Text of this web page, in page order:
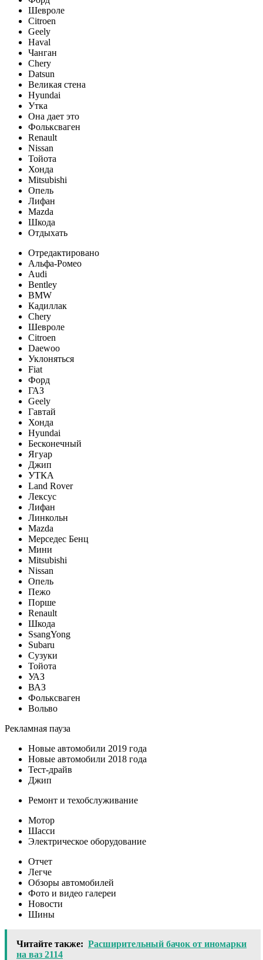
Шевроле
Citroen
Geely
Haval
Чанган
Chery
Datsun
Великая стена
Hyundai
Утка
Она дает это
Фольксваген
Renault
Nissan
Тойота
Хонда
Mitsubishi
Опель
Лифан
Mazda
Шкода
Отдыхать
Отредактировано
Альфа-Ромео
Audi
Bentley
BMW
Кадиллак
Chery
Шевроле
Citroen
Daewoo
Уклоняться
Fiat
Форд
ГАЗ
Geely
Гавтай
Хонда
Hyundai
Бесконечный
Ягуар
Джип
УТКА
Land Rover
Лексус
Лифан
Линкольн
Mazda
Мерседес Бенц
Мини
Mitsubishi
Nissan
Опель
Пежо
Порше
Renault
Шкода
SsangYong
Subaru
Сузуки
Тойота
УАЗ
ВАЗ
Фольксваген
Вольво
Рекламная пауза
Новые автомобили 2019 года
Новые автомобили 2018 года
Тест-драйв
Джип
Ремонт и техобслуживание
Мотор
Шасси
Электрическое оборудование
Отчет
Легче
Обзоры автомобилей
Фото и видео галереи
Новости
Шины
Читайте также: Расширительный бачок от иномарки
на ваз 2114